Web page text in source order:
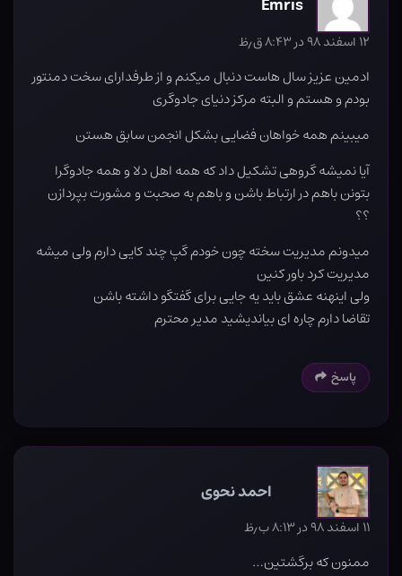
Emris
۱۲ اسفند ۹۸ در ۸:۴۳ ق٫ظ
ادمین عزیز سال هاست دنبال میکنم و از طرفدارای سخت دمنتور
بودم و هستم و البته مرکز دنیای جادوگری
میبینم همه خواهان فضایی بشکل انجمن سابق هستن
آیا نمیشه گروهی تشکیل داد که همه اهل دلا و همه جادوگرا
بتونن باهم در ارتباط باشن و باهم به صحبت و مشورت بپردازن
؟؟
میدونم مدیریت سخته چون خودم گپ چند کایی دارم ولی میشه
مدیریت کرد باور کنین
ولی اینهنه عشق باید یه جایی برای گفتگو داشته باشن
تقاضا دارم چاره ای بیاندیشید مدیر محترم
پاسخ
احمد نحوی
۱۱ اسفند ۹۸ در ۸:۱۳ ب٫ظ
ممنون که برگشتین…